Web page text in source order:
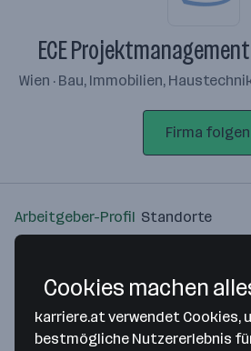
ECE
Wien · Bau, Immobilien,
Firma folgen
Arbeitgeber-Profil Standorte
Cookies machen
karriere.at verwendet Cookies,
bestmögliche Nutzererlebnis